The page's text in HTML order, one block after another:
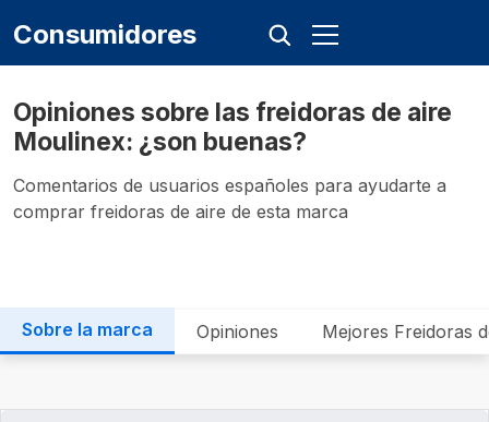
Consumidores
Opiniones sobre las freidoras de aire
Moulinex: ¿son buenas?
Comentarios de usuarios españoles para ayudarte a
comprar freidoras de aire de esta marca
Sobre la marca Opiniones Mejores Freidoras